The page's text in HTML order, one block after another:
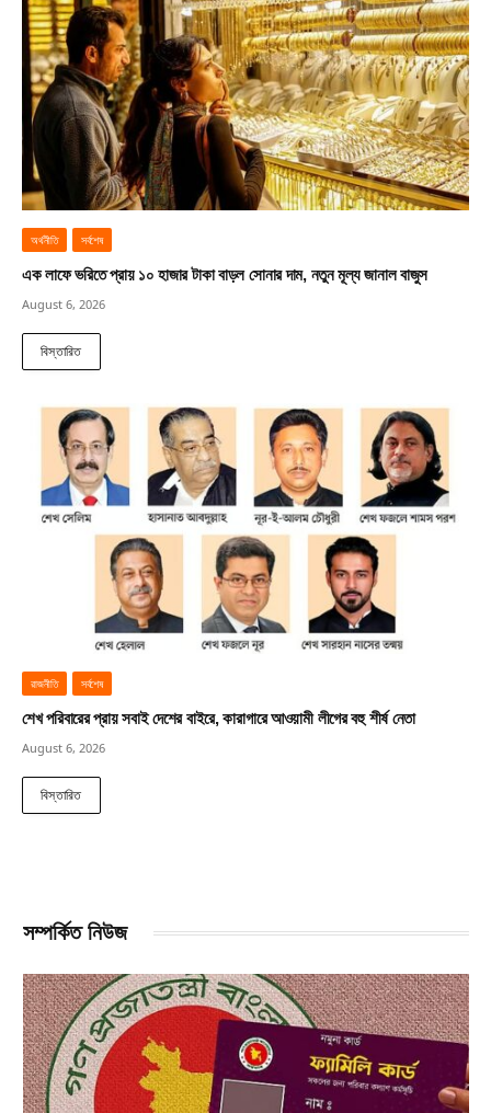
অর্থনীতি সর্বশেষ
এক লাফে ভরিতে প্রায় ১০ হাজার টাকা বাড়ল সোনার দাম, নতুন মূল্য জানাল বাজুস
August 6, 2026
বিস্তারিত
রাজনীতি সর্বশেষ
শেখ পরিবারের প্রায় সবাই দেশের বাইরে, কারাগারে আওয়ামী লীগের বহু শীর্ষ নেতা
August 6, 2026
বিস্তারিত
সম্পর্কিত নিউজ